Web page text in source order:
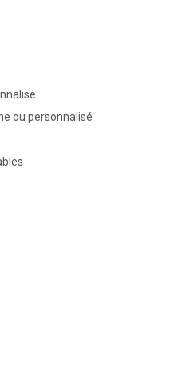
ou personnalisé